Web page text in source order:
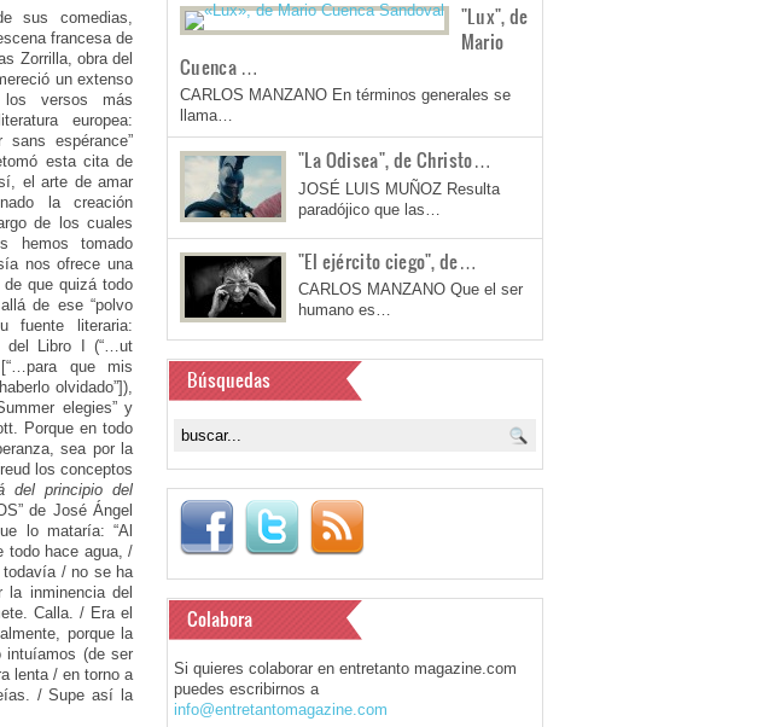
sus comedias,
francesa de
Zorrilla, obra del
un extenso
versos más
europea:
sans espérance”
esta cita de
el arte de amar
la creación
de los cuales
hemos tomado
nos ofrece una
que quizá todo
de ese “polvo
fuente literaria:
del Libro I (“…ut
que mis
olvidado”]),
elegies” y
Porque en todo
sea por la
los conceptos
del principio del
de José Ángel
lo mataría: “Al
todo hace agua, /
todavía / no se ha
inminencia del
Calla. / Era el
porque la
intuíamos (de ser
lenta / en torno a
/ Supe así la
"Lux", de
Mario
Cuenca …
CARLOS MANZANO En términos generales se
llama…
"La Odisea", de Christo…
JOSÉ LUIS MUÑOZ Resulta
paradójico que las…
"El ejército ciego", de…
CARLOS MANZANO Que el ser
humano es…
Búsquedas
Colabora
Si quieres colaborar en entretanto magazine.com
puedes escribirnos a
info@entretantomagazine.com